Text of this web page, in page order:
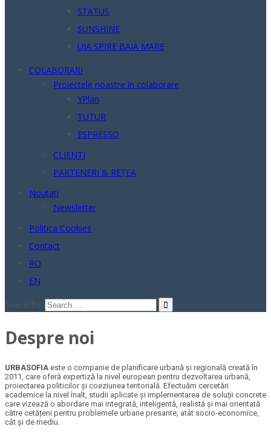
STATUS
SUNSHINE
UIA SPIRE BAIA MARE
COLABORARI
Proiectele noastre în colaborare
YPlan
TUTUR
ESPRESSO
CLIENTI
PARTENERI & REȚEA
Noutati
Newsletter
Politica Cookies
Contact
RO
EN
Search for:
Despre noi
URBASOFIA este o companie de planificare urbană și regională creată în
2011, care oferă expertiză la nivel european pentru dezvoltarea urbană,
proiectarea politicilor și coeziunea teritorială. Efectuăm cercetări
academice la nivel înalt, studii aplicate și implementarea de soluții concrete
care vizează o abordare mai integrată, inteligentă, realistă și mai orientată
către cetățeni pentru problemele urbane presante, atât socio-economice,
cât și de mediu.